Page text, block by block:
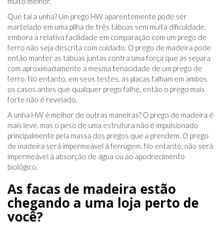
Que tal a unha? Um prego HW aparentemente pode ser
martelado em uma pilha de três tábuas sem muita dificuldade,
embora a relativa facilidade em comparação com um prego de
ferro não seja descrita com cuidado. O prego de madeira pode
então manter as tábuas juntas contra uma força que as separa
com aproximadamente a mesma tenacidade de um prego de
ferro. No entanto, em seus testes, as placas falham em ambos
os casos antes que qualquer prego falhe, então o prego mais
forte não é revelado.
A unha HW é melhor de outras maneiras? O prego de madeira é
mais leve, mas o peso de uma estrutura não é impulsionado
principalmente pela massa dos pregos que a prendem. O prego
de madeira será impermeável à ferrugem. No entanto, não será
impermeável à absorção de água ou ao apodrecimento
biológico.
As facas de madeira estão
chegando a uma loja perto de
você?